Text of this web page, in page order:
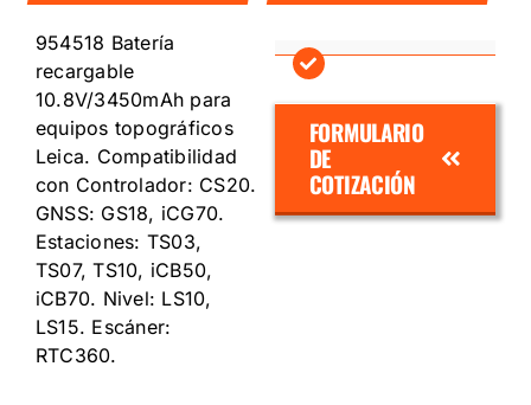
954518 Batería
recargable
10.8V/3450mAh para
equipos topográficos
Leica. Compatibilidad
con Controlador: CS20.
GNSS: GS18, iCG70.
Estaciones: TS03,
TS07, TS10, iCB50,
iCB70. Nivel: LS10,
LS15. Escáner:
RTC360.
FORMULARIO
DE
COTIZACIÓN